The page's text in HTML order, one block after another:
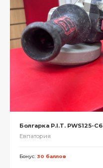
Болгарка P.I.T. PWS125-C6
Евпатория
Бонус: 30 баллов